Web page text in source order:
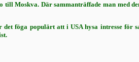
Moskva. Där sam­manträffade man med
föga populärt att i USA hysa intresse för